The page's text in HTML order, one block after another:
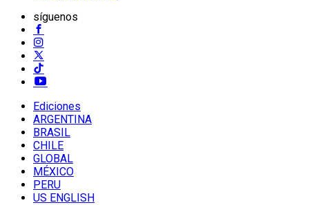
síguenos
Ediciones
ARGENTINA
BRASIL
CHILE
GLOBAL
MÉXICO
PERU
US ENGLISH